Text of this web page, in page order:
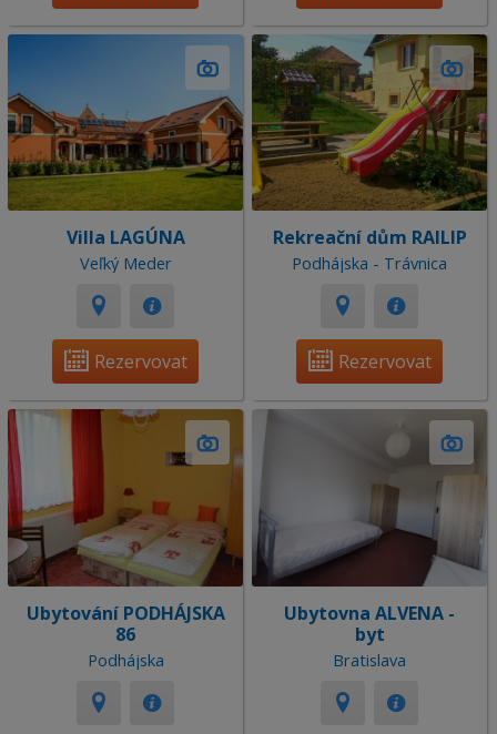
Villa LAGÚNA
Veľký Meder
Rezervovat
Rekreační dům RAILIP
Podhájska - Trávnica
Rezervovat
Ubytování PODHÁJSKA
86
Podhájska
Ubytovna ALVENA -
byt
Bratislava